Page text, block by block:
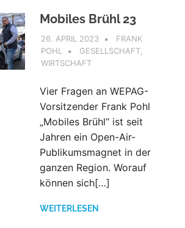
Mobiles Brühl 23
26. APRIL 2023
FRANK
POHL
GESELLSCHAFT
WIRTSCHAFT
Vier Fragen an WEPAG-
Vorsitzender Frank Pohl
„Mobiles Brühl“ ist seit
Jahren ein Open-Air-
Publikumsmagnet in der
ganzen Region. Worauf
können sich[…]
WEITERLESEN